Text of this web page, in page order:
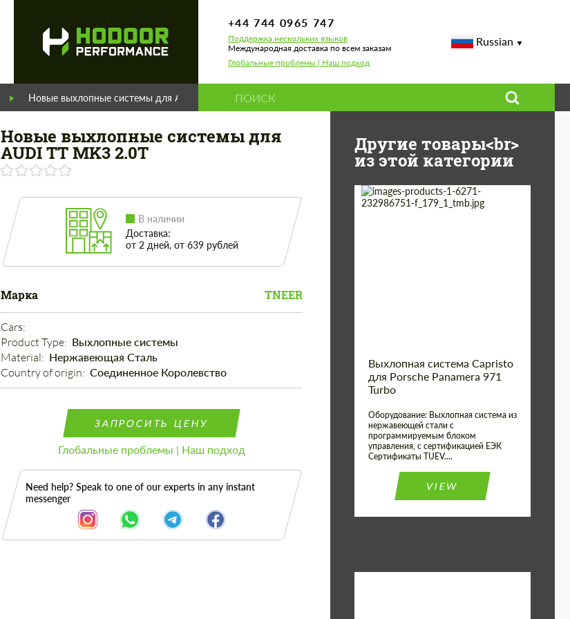
+44 744 0965 747
Поддержка нескольких языков
Международная доставка по всем заказам
Глобальные проблемы | Наш подход
Russian
Новые выхлопные системы для AUDI TT MK3 2.0T
Новые выхлопные системы для
AUDI TT MK3 2.0T
В наличии
Доставка:
от 2 дней, от 639 рублей
Марка TNEER
Cars:
Product Type: Выхлопные системы
Material: Нержавеющая Сталь
Country of origin: Соединенное Королевство
ЗАПРОСИТЬ ЦЕНУ
Глобальные проблемы | Наш подход
Need help? Speak to one of our experts in any instant
messenger
Другие товары<br>
из этой категории
Выхлопная система Capristo
для Porsche Panamera 971
Turbo
Оборудование: Выхлопная система из
нержавеющей стали с
программируемым блоком
управления, с сертификацией ЕЭК
Сертификаты TUEV....
VIEW